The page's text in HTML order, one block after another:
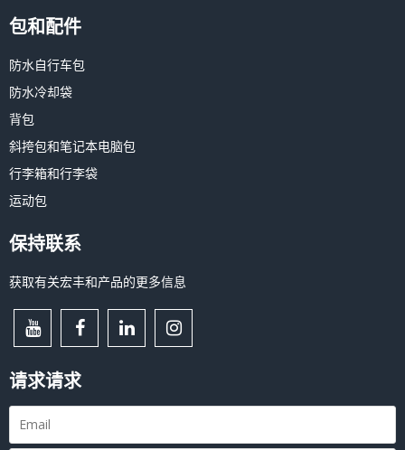
包和配件
防水自行车包
防水冷却袋
背包
斜挎包和笔记本电脑包
行李箱和行李袋
运动包
保持联系
获取有关宏丰和产品的更多信息
请求请求